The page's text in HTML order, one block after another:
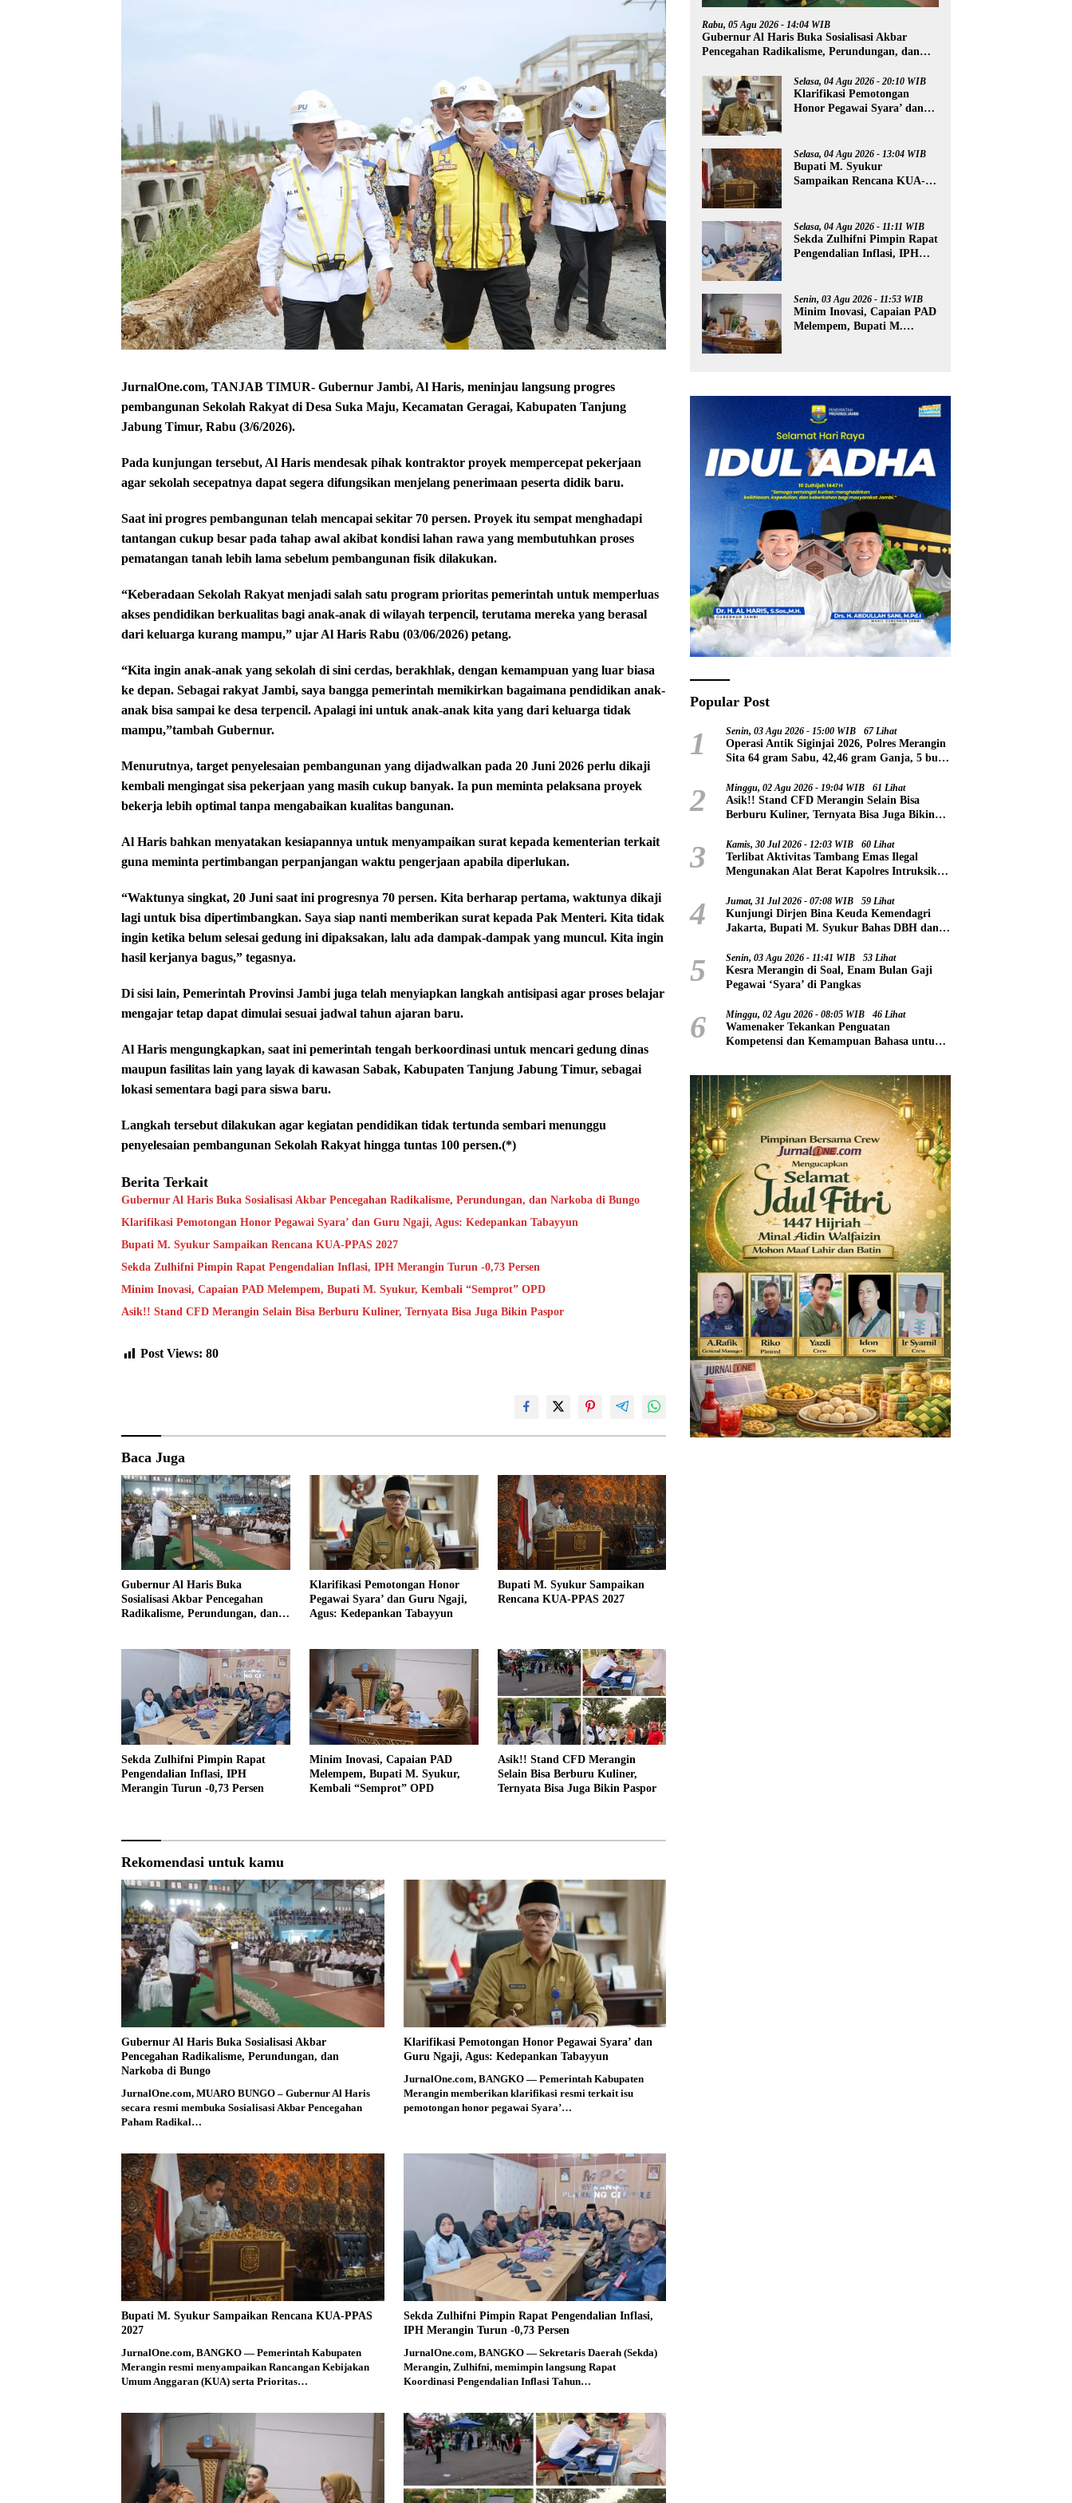
JurnalOne.com, TANJAB TIMUR- Gubernur Jambi, Al Haris, meninjau langsung progres
pembangunan Sekolah Rakyat di Desa Suka Maju, Kecamatan Geragai, Kabupaten Tanjung
Jabung Timur, Rabu (3/6/2026).
Pada kunjungan tersebut, Al Haris mendesak pihak kontraktor proyek mempercepat pekerjaan
agar sekolah secepatnya dapat segera difungsikan menjelang penerimaan peserta didik baru.
Saat ini progres pembangunan telah mencapai sekitar 70 persen. Proyek itu sempat menghadapi
tantangan cukup besar pada tahap awal akibat kondisi lahan rawa yang membutuhkan proses
pematangan tanah lebih lama sebelum pembangunan fisik dilakukan.
“Keberadaan Sekolah Rakyat menjadi salah satu program prioritas pemerintah untuk memperluas
akses pendidikan berkualitas bagi anak-anak di wilayah terpencil, terutama mereka yang berasal
dari keluarga kurang mampu,” ujar Al Haris Rabu (03/06/2026) petang.
“Kita ingin anak-anak yang sekolah di sini cerdas, berakhlak, dengan kemampuan yang luar biasa
ke depan. Sebagai rakyat Jambi, saya bangga pemerintah memikirkan bagaimana pendidikan anak-
anak bisa sampai ke desa terpencil. Apalagi ini untuk anak-anak kita yang dari keluarga tidak
mampu,”tambah Gubernur.
Menurutnya, target penyelesaian pembangunan yang dijadwalkan pada 20 Juni 2026 perlu dikaji
kembali mengingat sisa pekerjaan yang masih cukup banyak. Ia pun meminta pelaksana proyek
bekerja lebih optimal tanpa mengabaikan kualitas bangunan.
Al Haris bahkan menyatakan kesiapannya untuk menyampaikan surat kepada kementerian terkait
guna meminta pertimbangan perpanjangan waktu pengerjaan apabila diperlukan.
“Waktunya singkat, 20 Juni saat ini progresnya 70 persen. Kita berharap pertama, waktunya dikaji
lagi untuk bisa dipertimbangkan. Saya siap nanti memberikan surat kepada Pak Menteri. Kita tidak
ingin ketika belum selesai gedung ini dipaksakan, lalu ada dampak-dampak yang muncul. Kita ingin
hasil kerjanya bagus,” tegasnya.
Di sisi lain, Pemerintah Provinsi Jambi juga telah menyiapkan langkah antisipasi agar proses belajar
mengajar tetap dapat dimulai sesuai jadwal tahun ajaran baru.
Al Haris mengungkapkan, saat ini pemerintah tengah berkoordinasi untuk mencari gedung dinas
maupun fasilitas lain yang layak di kawasan Sabak, Kabupaten Tanjung Jabung Timur, sebagai
lokasi sementara bagi para siswa baru.
Langkah tersebut dilakukan agar kegiatan pendidikan tidak tertunda sembari menunggu
penyelesaian pembangunan Sekolah Rakyat hingga tuntas 100 persen.(*)
Berita Terkait
Gubernur Al Haris Buka Sosialisasi Akbar Pencegahan Radikalisme, Perundungan, dan Narkoba di Bungo
Klarifikasi Pemotongan Honor Pegawai Syara’ dan Guru Ngaji, Agus: Kedepankan Tabayyun
Bupati M. Syukur Sampaikan Rencana KUA-PPAS 2027
Sekda Zulhifni Pimpin Rapat Pengendalian Inflasi, IPH Merangin Turun -0,73 Persen
Minim Inovasi, Capaian PAD Melempem, Bupati M. Syukur, Kembali “Semprot” OPD
Asik!! Stand CFD Merangin Selain Bisa Berburu Kuliner, Ternyata Bisa Juga Bikin Paspor
Post Views: 80
Baca Juga
Gubernur Al Haris Buka
Sosialisasi Akbar Pencegahan
Radikalisme, Perundungan, dan
Klarifikasi Pemotongan Honor
Pegawai Syara’ dan Guru Ngaji,
Agus: Kedepankan Tabayyun
Bupati M. Syukur Sampaikan
Rencana KUA-PPAS 2027
Sekda Zulhifni Pimpin Rapat
Pengendalian Inflasi, IPH
Merangin Turun -0,73 Persen
Minim Inovasi, Capaian PAD
Melempem, Bupati M. Syukur,
Kembali “Semprot” OPD
Asik!! Stand CFD Merangin
Selain Bisa Berburu Kuliner,
Ternyata Bisa Juga Bikin Paspor
Rekomendasi untuk kamu
Gubernur Al Haris Buka Sosialisasi Akbar
Pencegahan Radikalisme, Perundungan, dan
Narkoba di Bungo
JurnalOne.com, MUARO BUNGO – Gubernur Al Haris
secara resmi membuka Sosialisasi Akbar Pencegahan
Paham Radikal…
Klarifikasi Pemotongan Honor Pegawai Syara’ dan
Guru Ngaji, Agus: Kedepankan Tabayyun
JurnalOne.com, BANGKO — Pemerintah Kabupaten
Merangin memberikan klarifikasi resmi terkait isu
pemotongan honor pegawai Syara’…
Bupati M. Syukur Sampaikan Rencana KUA-PPAS
2027
JurnalOne.com, BANGKO — Pemerintah Kabupaten
Merangin resmi menyampaikan Rancangan Kebijakan
Umum Anggaran (KUA) serta Prioritas…
Sekda Zulhifni Pimpin Rapat Pengendalian Inflasi,
IPH Merangin Turun -0,73 Persen
JurnalOne.com, BANGKO — Sekretaris Daerah (Sekda)
Merangin, Zulhifni, memimpin langsung Rapat
Koordinasi Pengendalian Inflasi Tahun…
Rabu, 05 Agu 2026 - 14:04 WIB
Gubernur Al Haris Buka Sosialisasi Akbar
Pencegahan Radikalisme, Perundungan, dan
Selasa, 04 Agu 2026 - 20:10 WIB
Klarifikasi Pemotongan
Honor Pegawai Syara’ dan
Selasa, 04 Agu 2026 - 13:04 WIB
Bupati M. Syukur
Sampaikan Rencana KUA-
Selasa, 04 Agu 2026 - 11:11 WIB
Sekda Zulhifni Pimpin Rapat
Pengendalian Inflasi, IPH
Senin, 03 Agu 2026 - 11:53 WIB
Minim Inovasi, Capaian PAD
Melempem, Bupati M.
Popular Post
1 Senin, 03 Agu 2026 - 15:00 WIB 67 Lihat
Operasi Antik Siginjai 2026, Polres Merangin
Sita 64 gram Sabu, 42,46 gram Ganja, 5 butir
2 Minggu, 02 Agu 2026 - 19:04 WIB 61 Lihat
Asik!! Stand CFD Merangin Selain Bisa
Berburu Kuliner, Ternyata Bisa Juga Bikin
3 Kamis, 30 Jul 2026 - 12:03 WIB 60 Lihat
Terlibat Aktivitas Tambang Emas Ilegal
Mengunakan Alat Berat Kapolres Intruksikan
SD 94 Desa Tanjung Mudo
4 Jumat, 31 Jul 2026 - 07:08 WIB 59 Lihat
Kunjungi Dirjen Bina Keuda Kemendagri
Jakarta, Bupati M. Syukur Bahas DBH dan
5 Senin, 03 Agu 2026 - 11:41 WIB 53 Lihat
Kesra Merangin di Soal, Enam Bulan Gaji
Pegawai ‘Syara’ di Pangkas
6 Minggu, 02 Agu 2026 - 08:05 WIB 46 Lihat
Wamenaker Tekankan Penguatan
Kompetensi dan Kemampuan Bahasa untuk